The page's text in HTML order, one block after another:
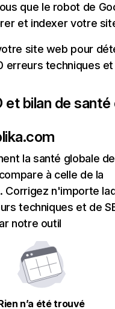
que le robot de
et indexer votre
site web pour
erreurs techniques et
et bilan de santé
la santé globale
à celle de la
Corrigez n'importe
techniques et de
notre outil
n’a été trouvé